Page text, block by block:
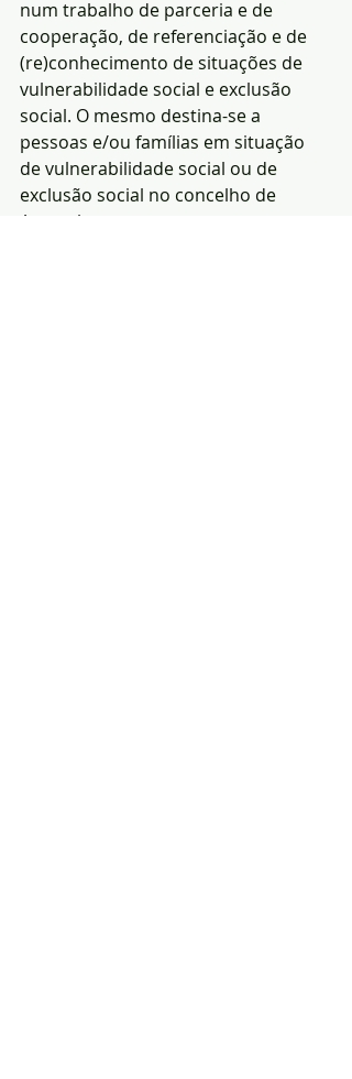
num trabalho de parceria e de
cooperação, de referenciação e de
(re)conhecimento de situações de
vulnerabilidade social e exclusão
social. O mesmo destina-se a
pessoas e/ou famílias em situação
de vulnerabilidade social ou de
exclusão social no concelho de
Arronches.